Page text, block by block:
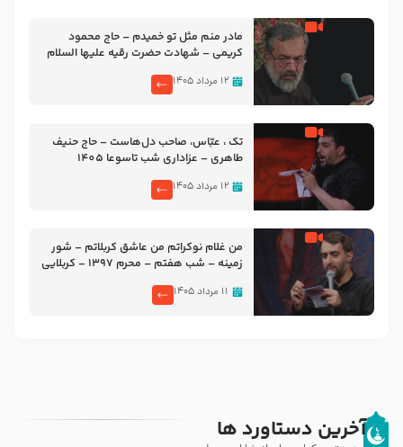
مادر منم مثل تو خمیدم – حاج محمود
کریمی – شهادت حضرت رقیه علیها السلام
۱۲ مرداد ۱۴۰۵
تک ، عبّاس، صاحب دل‌هاست – حاج حنیف
طاهری – عزاداری شب تاسوعا 1405
۱۲ مرداد ۱۴۰۵
من غلام نوکراتم من عاشق کربلاتم – شور
زمینه – شب هفتم – محرم 1397 – کربلایی
۱۱ مرداد ۱۴۰۵
آخرین دستاورد ها